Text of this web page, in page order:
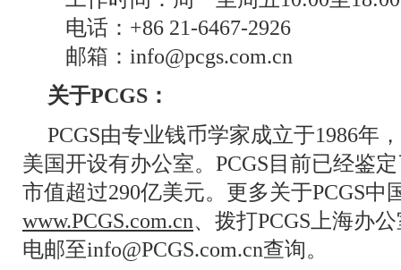
电话：+86 21-6467-2926
邮箱：info@pcgs.com.cn
关于PCGS：
PCGS由专业钱币学家成立于1986年
美国开设有办公室。PCGS目前已经鉴
市值超过290亿美元。更多关于PCGS中
www.PCGS.com.cn、拨打PCGS上海办
电邮至info@PCGS.com.cn查询。